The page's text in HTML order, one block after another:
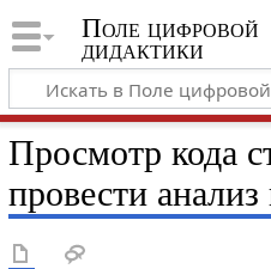
Поле цифровой
дидактики
Просмотр кода
провести